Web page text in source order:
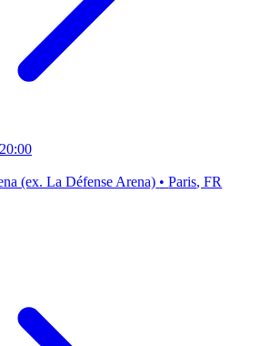
20:00
(ex. La Défense Arena) • Paris, FR